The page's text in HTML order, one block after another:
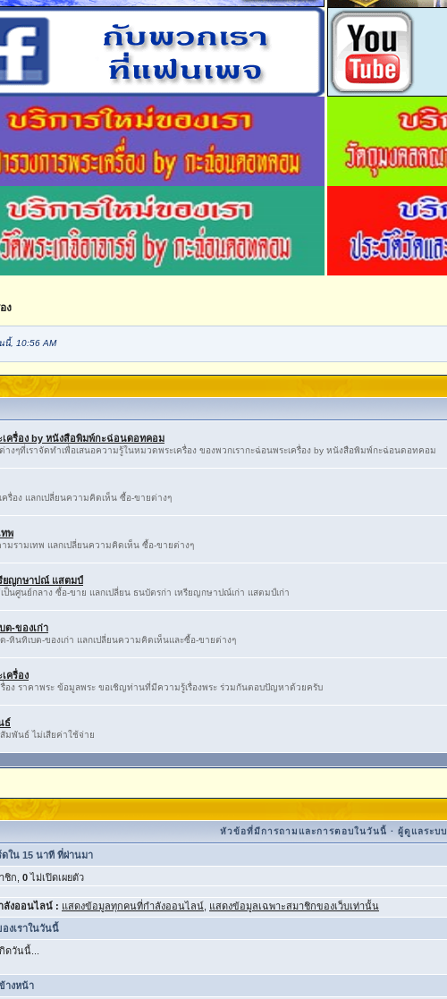
ง
นี้, 10:56 AM
ครื่อง by หนังสือพิมพ์กะฉ่อนดอทคอม
งๆที่เราจัดทำเพื่อเสนอความรู้ในหมวดพระเครื่อง ของพวกเรากะฉ่อนพระเครื่อง by หนังสือพิมพ์กะฉ่อนดอทคอม
รื่อง แลกเปลี่ยนความคิดเห็น ซื้อ-ขายต่างๆ
ทพ
มรามเทพ แลกเปลี่ยนความคิดเห็น ซื้อ-ขายต่างๆ
ยญกษาปณ์ แสตมป์
ป็นศูนย์กลาง ซื้อ-ขาย แลกเปลี่ยน ธนบัตรก่า เหรียญกษาปณ์เก่า แสตมป์เก่า
ต-ของเก่า
หินทิเบต-ของเก่า ​แลกเปลี่ยน​ความ​คิดเห็น​และ​ซื้อ​-​ขายต่างๆ
ครื่อง
รื่อง ราคาพระ ข้อมูลพระ ขอเชิญท่านที่มีความรู้เรื่องพระ ร่วมกันตอบปัญหาด้วยครับ
ธ์
มพันธ์ ไม่เสียค่าใช้จ่าย
หัวข้อที่มีการถามและการตอบในวันนี้ · ผู้ดูแลระบบ
ดใน 15 นาที ที่ผ่านมา
ชิก, 0ไม่เปิดเผยตัว
ลังออนไลน์ : แสดงข้อมูลทุกคนที่กำลังออนไลน์ แสดงข้อมูลเฉพาะสมาชิกของเว็บเท่านั้น
งเราในวันนี้
ดวันนี้...
างหน้า